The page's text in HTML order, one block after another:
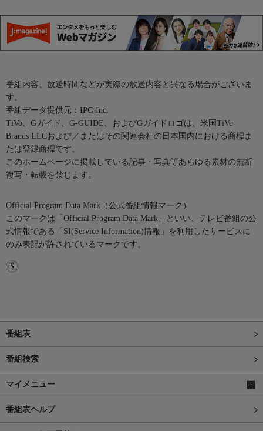
番組内容、放送時間などが実際の放送内容と異なる場合がございま
す。
番組データ提供元：IPG Inc.
TiVo、Gガイド、G-GUIDE、およびGガイドロゴは、米国TiVo
Brands LLCおよび／またはその関連会社の日本国内における商標ま
たは登録商標です。
このホームページに掲載している記事・写真等あらゆる素材の無断
複写・転載を禁じます。
Official Program Data Mark（公式番組情報マーク）
このマークは「Official Program Data Mark」といい、テレビ番組の公
式情報である「SI(Service Information)情報」を利用したサービスに
のみ表記が許されているマークです。
番組表
番組検索
マイメニュー
番組表ヘルプ